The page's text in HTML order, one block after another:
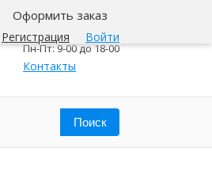
Регистрация Войти
Оформить заказ
Челябинск
Пн-Пт: 9-00 до 18-00
Контакты